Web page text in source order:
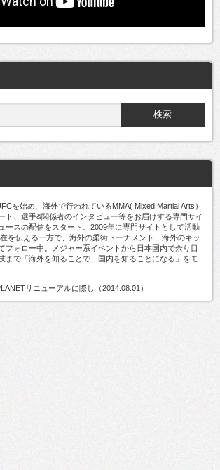
を始め、海外で行われているMMA( Mixed Martial Arts）
ト、選手&関係者のインタビュー等をお届けする専門サイ
ースの配信をスタート。2009年に専門サイトとして活動
を伝える一方で、海外の柔術トーナメント、海外のキッ
フォロー中。メジャー系イベントから日本国内で余り目
まで「海外を知ることで、国内を知ることになる」をモ
リニューアルに際し（2014.08.01）